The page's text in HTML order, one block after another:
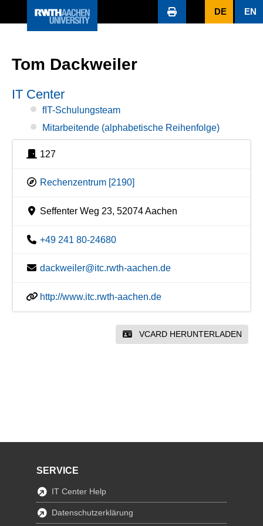
DE EN
Tom Dackweiler
IT Center
fIT-Schulungsteam
Mitarbeitende (alphabetische Reihenfolge)
127
Rechenzentrum [2190]
Seffenter Weg 23, 52074 Aachen
+49 241 80-24680
dackweiler@itc.rwth-aachen.de
http://www.itc.rwth-aachen.de
VCARD HERUNTERLADEN
SERVICE
IT Center Help
Datenschutzerklärung